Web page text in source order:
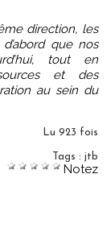
direction, les
que nos
tout en
et des
au sein du
Lu 923 fois
Tags : jtb
Notez